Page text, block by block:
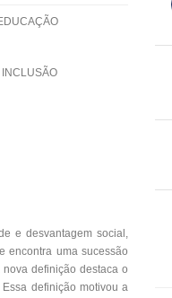
INCLUSÃO
e desvantagem social,
encontra uma sucessão
definição destaca o
definição motivou a